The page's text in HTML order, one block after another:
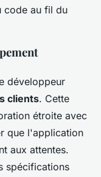
code au fil du
développeur
clients. Cette
étroite avec
que l'application
aux attentes.
spécifications